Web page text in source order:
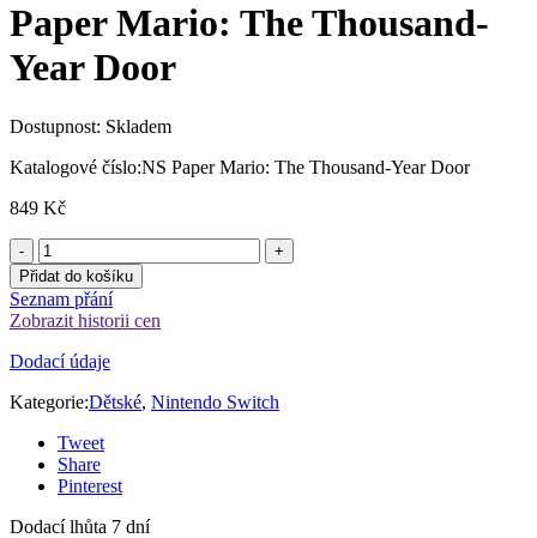
Paper Mario: The Thousand-
Year Door
Dostupnost: Skladem
Katalogové číslo:NS Paper Mario: The Thousand-Year Door
849 Kč
Přidat do košíku
Seznam přání
Zobrazit historii cen
Dodací údaje
Kategorie:Dětské, Nintendo Switch
Tweet
Share
Pinterest
Dodací lhůta 7 dní